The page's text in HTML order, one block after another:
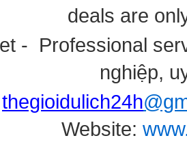
deals are
- Professional
nghiệp,
thegioidulich24h
Website: